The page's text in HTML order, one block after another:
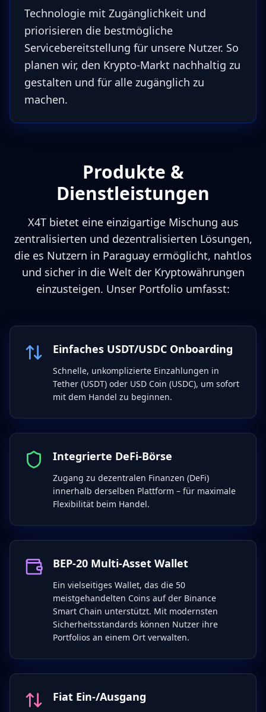
Technologie mit Zugänglichkeit und
priorisieren die bestmögliche
Servicebereitstellung für unsere Nutzer. So
planen wir, den Krypto-Markt nachhaltig zu
gestalten und für alle zugänglich zu
machen.
Produkte &
Dienstleistungen
X4T bietet eine einzigartige Mischung aus
zentralisierten und dezentralisierten Lösungen,
die es Nutzern in Paraguay ermöglicht, nahtlos
und sicher in die Welt der Kryptowährungen
einzusteigen. Unser Portfolio umfasst:
Einfaches USDT/USDC Onboarding
Schnelle, unkomplizierte Einzahlungen in
Tether (USDT) oder USD Coin (USDC), um sofort
mit dem Handel zu beginnen.
Integrierte DeFi-Börse
Zugang zu dezentralen Finanzen (DeFi)
innerhalb derselben Plattform – für maximale
Flexibilität beim Handel.
BEP-20 Multi-Asset Wallet
Ein vielseitiges Wallet, das die 50
meistgehandelten Coins auf der Binance
Smart Chain unterstützt. Mit modernsten
Sicherheitsstandards können Nutzer ihre
Portfolios an einem Ort verwalten.
Fiat Ein-/Ausgang